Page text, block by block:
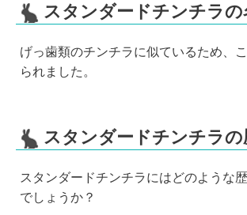
スタンダードチンチラ
げっ歯類のチンチラに似ているため、
られました。
スタンダードチンチラの
スタンダードチンチラにはどのような
でしょうか？